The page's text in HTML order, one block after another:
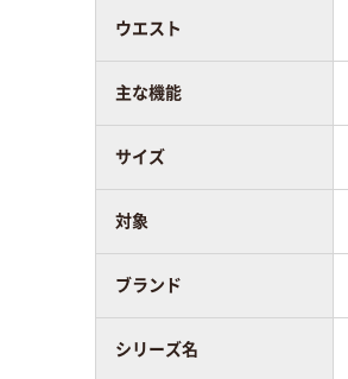
ウエスト
主な機能
サイズ
対象
ブランド
シリーズ名